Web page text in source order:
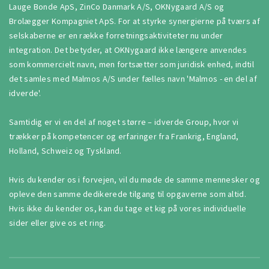
Lauge Bonde ApS, ZinCo Danmark A/S, OKNygaard A/S og
Brolægger Kompagniet ApS. For at styrke synergierne på tværs af
selskaberne er en række forretningsaktiviteter nu under
integration. Det betyder, at OKNygaard ikke længere anvendes
som kommercielt navn, men fortsætter som juridisk enhed, indtil
det samles med Malmos A/S under fælles navn 'Malmos - en del af
idverde'.
Samtidig er vi en del af noget større – idverde Group, hvor vi
trækker på kompetencer og erfaringer fra Frankrig, England,
Holland, Schweiz og Tyskland.
Hvis du kender os i forvejen, vil du møde de samme mennesker og
opleve den samme dedikerede tilgang til opgaverne som altid.
Hvis ikke du kender os, kan du tage et kig på vores individuelle
sider eller give os et ring.